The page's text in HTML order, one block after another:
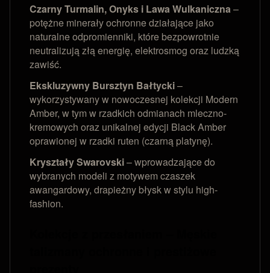
Czarny Turmalin, Onyks i Lawa Wulkaniczna–
potężne minerały ochronne działające jako
naturalne odpromienniki, które bezpowrotnie
neutralizują złą energię, elektrosmog oraz ludzką
zawiść.
Ekskluzywny Bursztyn Bałtycki–
wykorzystywany w nowoczesnej kolekcji Modern
Amber, w tym w rzadkich odmianach mleczno-
kremowych oraz unikalnej edycji Black Amber
oprawionej w rzadki ruten (czarną platynę).
Kryształy Swarovski– wprowadzające do
wybranych modeli z motywem czaszek
awangardowy, drapieżny błysk w stylu high-
fashion.